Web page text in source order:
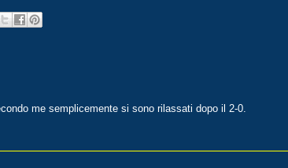
me semplicemente si sono rilassati dopo il 2-0.